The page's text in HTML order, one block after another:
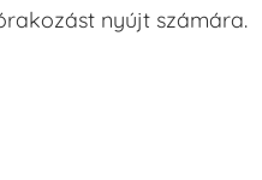
nyújt számára.